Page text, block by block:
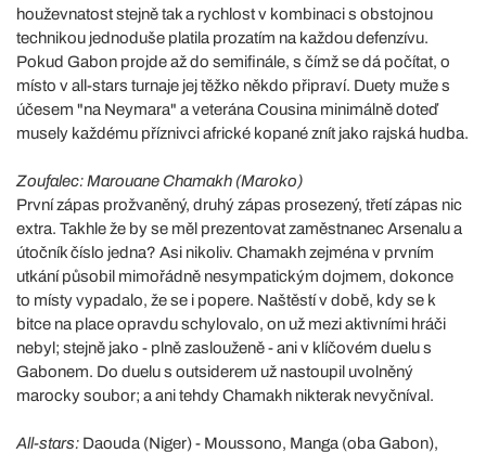
houževnatost stejně tak a rychlost v kombinaci s obstojnou
technikou jednoduše platila prozatím na každou defenzívu.
Pokud Gabon projde až do semifinále, s čímž se dá počítat, o
místo v all-stars turnaje jej těžko někdo připraví. Duety muže s
účesem "na Neymara" a veterána Cousina minimálně doteď
musely každému příznivci africké kopané znít jako rajská hudba.
Zoufalec: Marouane Chamakh (Maroko)
První zápas prožvaněný, druhý zápas prosezený, třetí zápas nic
extra. Takhle že by se měl prezentovat zaměstnanec Arsenalu a
útočník číslo jedna? Asi nikoliv. Chamakh zejména v prvním
utkání působil mimořádně nesympatickým dojmem, dokonce
to místy vypadalo, že se i popere. Naštěstí v době, kdy se k
bitce na place opravdu schylovalo, on už mezi aktivními hráči
nebyl; stejně jako - plně zaslouženě - ani v klíčovém duelu s
Gabonem. Do duelu s outsiderem už nastoupil uvolněný
marocky soubor; a ani tehdy Chamakh nikterak nevyčníval.
All-stars: Daouda (Niger) - Moussono, Manga (oba Gabon),